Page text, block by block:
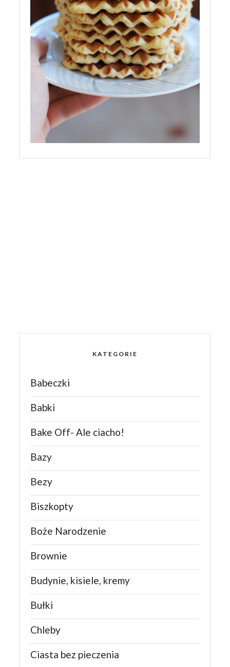
KATEGORIE
Babeczki
Babki
Bake Off- Ale ciacho!
Bazy
Bezy
Biszkopty
Boże Narodzenie
Brownie
Budynie, kisiele, kremy
Bułki
Chleby
Ciasta bez pieczenia